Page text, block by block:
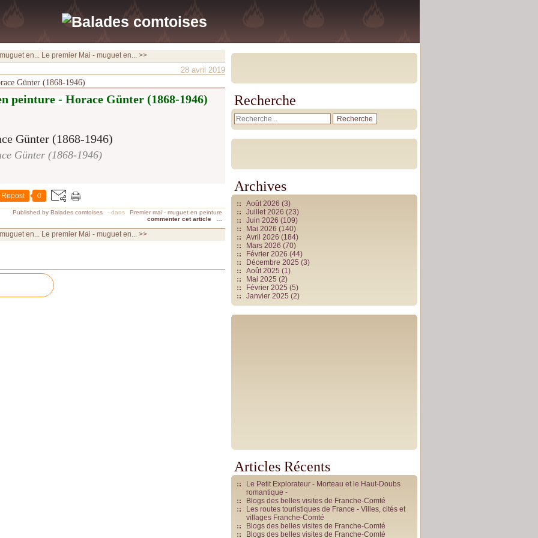
en... Le premier Mai - muguet en... >>
28 avril 2019
Günter (1868-1946)
peinture - Horace Günter (1868-1946)
Günter (1868-1946)
Repost 0
Published by Balades comtoises - dans
Premier mai - muguet en peinture
commenter cet article
en... Le premier Mai - muguet en... >>
Recherche
Archives
Août 2026 (3)
Juillet 2026 (23)
Juin 2026 (109)
Mai 2026 (140)
Avril 2026 (184)
Mars 2026 (70)
Février 2026 (44)
Décembre 2025 (3)
Août 2025 (1)
Mai 2025 (2)
Février 2025 (5)
Janvier 2025 (2)
Articles Récents
Le Petit Explorateur - Morteau et le Haut-Doubs
romantique -
Blogs des belles visites de Franche-Comté
Les routes touristiques de France - Villes, cités et
villages Franche-Comté
Blogs des belles visites de Franche-Comté
Blogs des belles visites de Franche-Comté